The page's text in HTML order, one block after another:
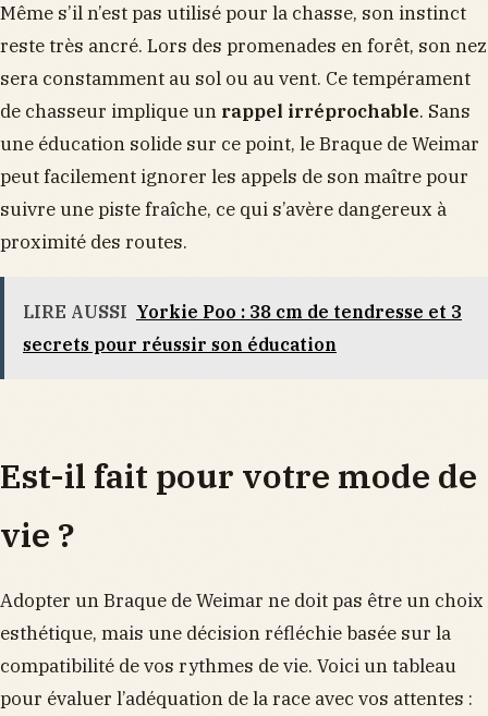
Même s’il n’est pas utilisé pour la chasse, son instinct
reste très ancré. Lors des promenades en forêt, son nez
sera constamment au sol ou au vent. Ce tempérament
de chasseur implique un rappel irréprochable. Sans
une éducation solide sur ce point, le Braque de Weimar
peut facilement ignorer les appels de son maître pour
suivre une piste fraîche, ce qui s’avère dangereux à
proximité des routes.
LIRE AUSSI Yorkie Poo : 38 cm de tendresse et 3
secrets pour réussir son éducation
Est-il fait pour votre mode de
vie ?
Adopter un Braque de Weimar ne doit pas être un choix
esthétique, mais une décision réfléchie basée sur la
compatibilité de vos rythmes de vie. Voici un tableau
pour évaluer l’adéquation de la race avec vos attentes :